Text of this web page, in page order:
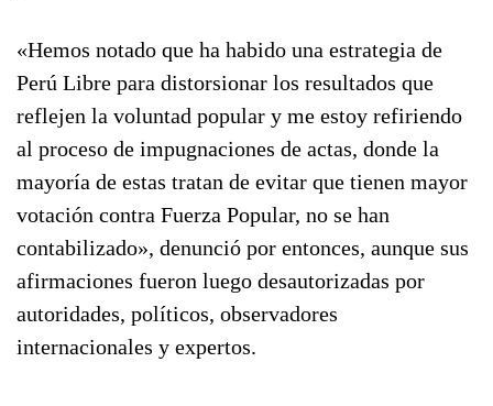
«Hemos notado que ha habido una estrategia de
Perú Libre para distorsionar los resultados que
reflejen la voluntad popular y me estoy refiriendo
al proceso de impugnaciones de actas, donde la
mayoría de estas tratan de evitar que tienen mayor
votación contra Fuerza Popular, no se han
contabilizado», denunció por entonces, aunque sus
afirmaciones fueron luego desautorizadas por
autoridades, políticos, observadores
internacionales y expertos.